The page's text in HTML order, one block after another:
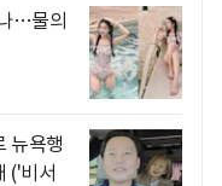
…물의
뉴욕행
('비서